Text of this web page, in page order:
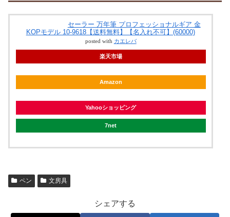
セーラー 万年筆 プロフェッショナルギア 金
KOPモデル 10-9618【送料無料】【名入れ不可】(60000)
posted with カエレバ
楽天市場
Amazon
Yahooショッピング
7net
ペン 文房具
シェアする